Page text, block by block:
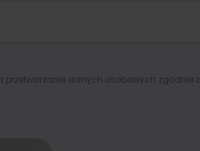
przetwarzanie danych osobowych zgodnie z